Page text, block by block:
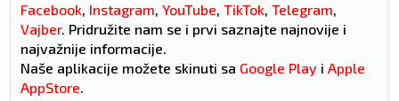
Facebook, Instagram, YouTube, TikTok, Telegram,
Vajber. Pridružite nam se i prvi saznajte najnovije i
najvažnije informacije.
Naše aplikacije možete skinuti sa Google Play i Apple
AppStore.